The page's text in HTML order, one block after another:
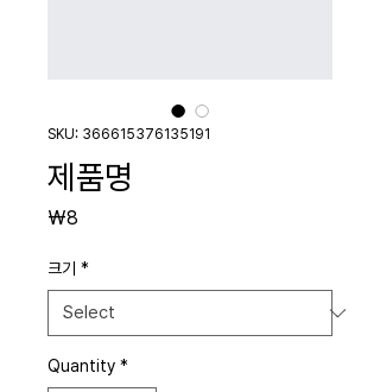
SKU: 366615376135191
제품명
₩8
크기 *
Quantity *